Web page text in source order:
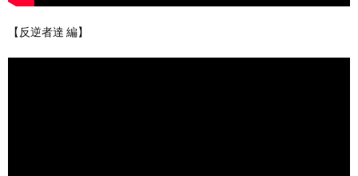
【反逆者達 編】